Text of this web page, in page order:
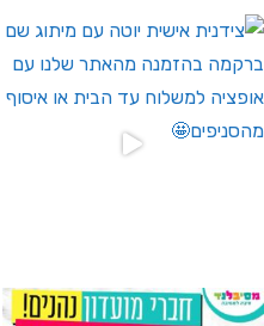
לחברי מועדון ומצטרפים חדשים🤍
מין העובר רק במסיבלנד !! קיים